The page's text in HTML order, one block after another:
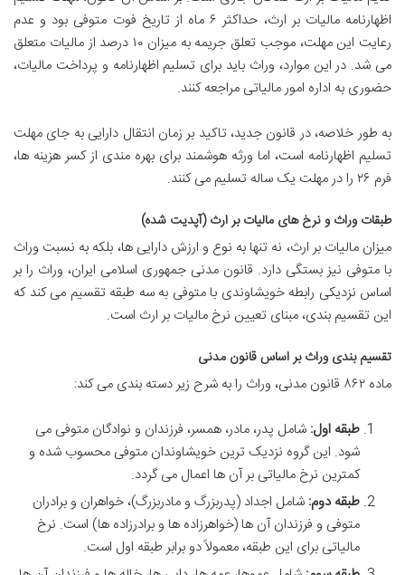
اظهارنامه مالیات بر ارث، حداکثر ۶ ماه از تاریخ فوت متوفی بود و عدم
رعایت این مهلت، موجب تعلق جریمه به میزان ۱۰ درصد از مالیات متعلق
می شد. در این موارد، وراث باید برای تسلیم اظهارنامه و پرداخت مالیات،
حضوری به اداره امور مالیاتی مراجعه کنند.
به طور خلاصه، در قانون جدید، تاکید بر زمان انتقال دارایی به جای مهلت
تسلیم اظهارنامه است، اما ورثه هوشمند برای بهره مندی از کسر هزینه ها،
فرم ۲۶ را در مهلت یک ساله تسلیم می کنند.
طبقات وراث و نرخ های مالیات بر ارث (آپدیت شده)
میزان مالیات بر ارث، نه تنها به نوع و ارزش دارایی ها، بلکه به نسبت وراث
با متوفی نیز بستگی دارد. قانون مدنی جمهوری اسلامی ایران، وراث را بر
اساس نزدیکی رابطه خویشاوندی با متوفی به سه طبقه تقسیم می کند که
این تقسیم بندی، مبنای تعیین نرخ مالیات بر ارث است.
تقسیم بندی وراث بر اساس قانون مدنی
ماده ۸۶۲ قانون مدنی، وراث را به شرح زیر دسته بندی می کند:
طبقه اول: شامل پدر، مادر، همسر، فرزندان و نوادگان متوفی می
شود. این گروه نزدیک ترین خویشاوندان متوفی محسوب شده و
کمترین نرخ مالیاتی بر آن ها اعمال می گردد.
طبقه دوم: شامل اجداد (پدربزرگ و مادربزرگ)، خواهران و برادران
متوفی و فرزندان آن ها (خواهرزاده ها و برادرزاده ها) است. نرخ
مالیاتی برای این طبقه، معمولاً دو برابر طبقه اول است.